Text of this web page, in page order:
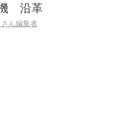
沿革
ん編集者